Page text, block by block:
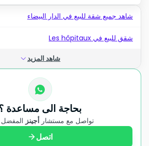
شاهد جميع شقة للبيع في الدار البيضاء
شقق للبيع في Les hôpitaux
شاهد المزيد
بحاجة الى مساعدة
تواصل مع مستشار أجينز المفضل
اتصل